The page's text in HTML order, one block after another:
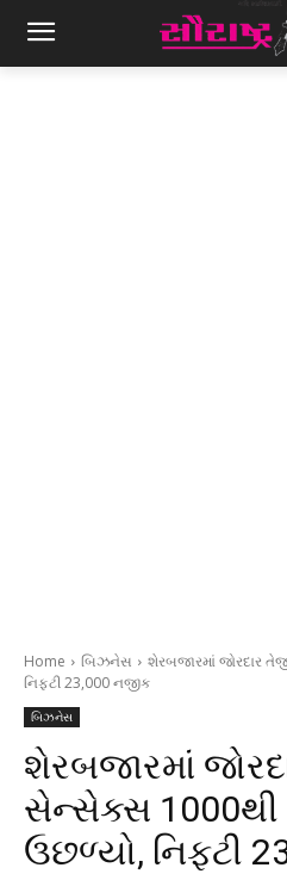
Home બિઝનેસ
શેરબજારમાં જોરદાર
નિફ્ટી 23,000 નજીક
બિઝનેસ
શેરબજારમાં
સેન્સેક્સ
ઉછળ્યો, નિફ્ટી